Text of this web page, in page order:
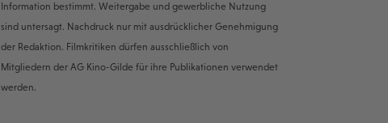
Information bestimmt. Weitergabe und gewerbliche Nutzung
sind untersagt. Nachdruck nur mit ausdrücklicher Genehmigung
der Redaktion. Filmkritiken dürfen ausschließlich von
Mitgliedern der AG Kino-Gilde für ihre Publikationen verwendet
werden.